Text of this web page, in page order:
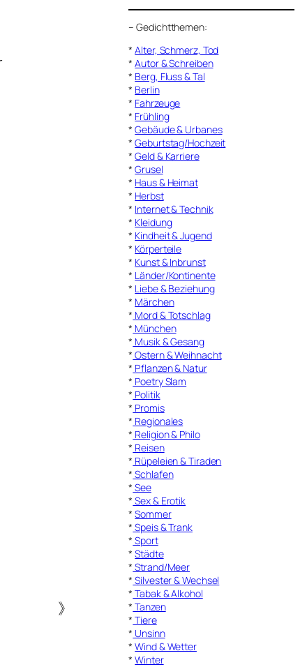
》
–Gedichtthemen:
*Alter, Schmerz, Tod
*Autor & Schreiben
* Berg, Fluss & Tal
* Berlin
* Fahrzeuge
* Frühling
*Gebäude & Urbanes
*Geburtstag/Hochzeit
*Geld & Karriere
*Grusel
* Haus & Heimat
* Herbst
* Internet & Technik
* Kleidung
* Kindheit & Jugend
* Körperteile
* Kunst & Inbrunst
* Länder/Kontinente
* Liebe & Beziehung
* Märchen
* Mord & Totschlag
* München
* Musik & Gesang
* Ostern & Weihnacht
* Pflanzen & Natur
* Poetry Slam
* Politik
* Promis
* Regionales
* Religion & Philo
* Reisen
* Rüpeleien & Tiraden
* Schlafen
* See
* Sex & Erotik
*Sommer
* Speis & Trank
* Sport
*Städte
* Strand/Meer
* Silvester & Wechsel
* Tabak & Alkohol
* Tanzen
* Tiere
* Unsinn
*Wind & Wetter
*Winter